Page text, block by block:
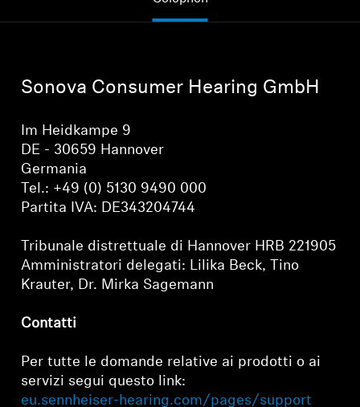
Udito
Udito per categoria
Cuffie TV per l'ascolto
Ricambi e accessori originali per l'udito
Soundbar
AMBEO Soundbar e Sub
Sonova Consumer Hearing GmbH
Im Heidkampe 9
DE - 30659 Hannover
Germania
Tel.: +49 (0) 5130 9490 000
Partita IVA: DE343204744
Tribunale distrettuale di Hannover HRB 221905
Amministratori delegati: Lilika Beck, Tino
Krauter, Dr. Mirka Sagemann
Contatti
Per tutte le domande relative ai prodotti o ai
servizi segui questo link:
eu.sennheiser-hearing.com/pages/support